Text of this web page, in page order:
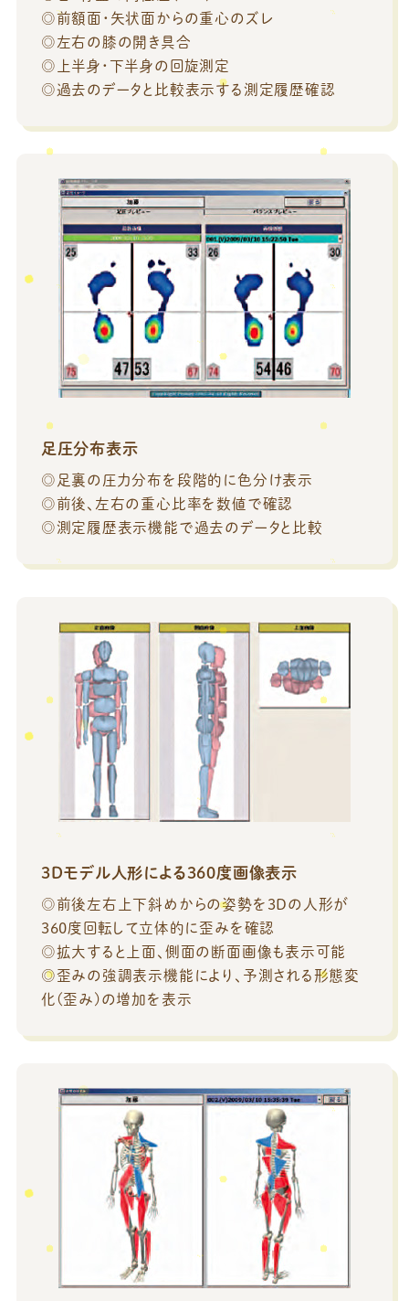
◎前額面・矢状面からの重心のズレ
◎左右の膝の開き具合
◎上半身・下半身の回旋測定
◎過去のデータと比較表示する測定履歴確認
足圧分布表示
◎足裏の圧力分布を段階的に色分け表示
◎前後、左右の重心比率を数値で確認
◎測定履歴表示機能で過去のデータと比較
3Dモデル人形による360度画像表示
◎前後左右上下斜めからの姿勢を3Dの人形が
360度回転して立体的に歪みを確認
◎拡大すると上面、側面の断面画像も表示可能
◎歪みの強調表示機能により、予測される形態変
化(歪み)の増加を表示